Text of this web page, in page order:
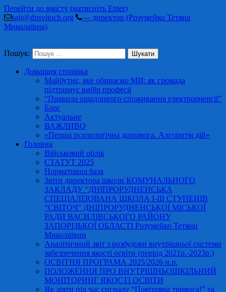
Перейти до вмісту (натисніть Enter)
sajt@dnsvitoch.org
— директор (Розумейко Тетяна
Миколаївна)
Пошук:
Домашня сторінка
Майбутнє, яке обираємо МИ: як громада
підтримує вибір професії
“Правила ощадливого споживання електроенергії”
Блог
Актуальне
ВАЖЛИВО
«Перша психологічна допомога. Алгоритм дій»
Головна
Військовий облік
СТАТУТ 2025
Нормативна база
Звіти директора школи КОМУНАЛЬНОГО
ЗАКЛАДУ “ДНІПРОРУДНЕНСЬКА
СПЕЦІАЛІЗОВАНА ШКОЛА І-ІІІ СТУПЕНІВ
“СВІТОЧ” ДНІПРОРУДНЕНСЬКОЇ МІСЬКОЇ
РАДИ ВАСИЛІВСЬКОГО РАЙОНУ
ЗАПОРІЗЬКОЇ ОБЛАСТІ Розумейко Тетяни
Миколаївни
Аналітичний звіт з розбудови внутрішньої системи
забезпечення якості освіти (період 2021р.-2023р.)
ОСВІТНЯ ПРОГРАМА 2025/2026 н.р.
ПОЛОЖЕННЯ ПРО ВНУТРІШНЬОШКІЛЬНИЙ
МОНІТОРИНГ ЯКОСТІ ОСВІТИ
Як діяти під час сигналу “Повітряна тривога!” та